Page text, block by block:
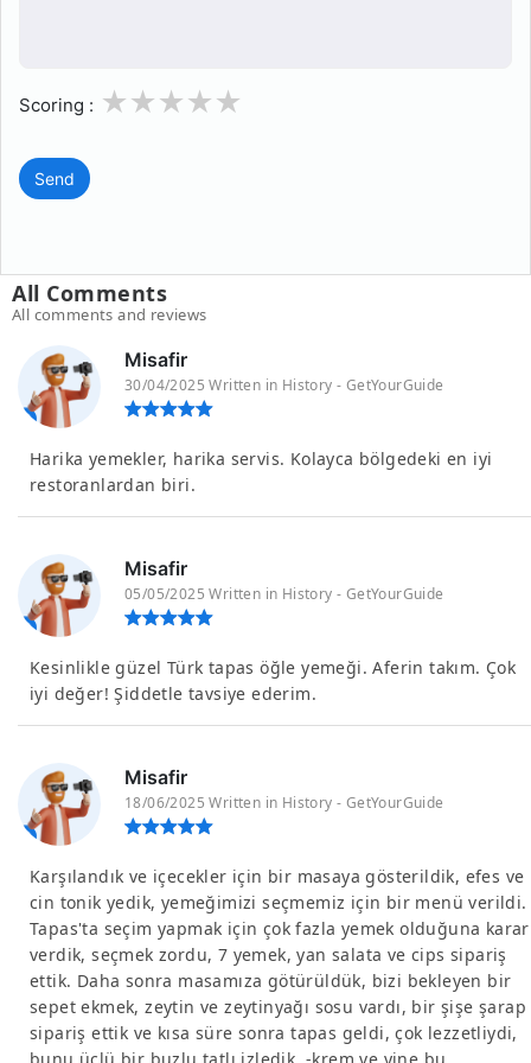
Scoring : 3
2
1
Send
All Comments
All comments and reviews
Misafir
30/04/2025 Written in History - GetYourGuide
Harika yemekler, harika servis. Kolayca bölgedeki en iyi
restoranlardan biri.
Misafir
05/05/2025 Written in History - GetYourGuide
Kesinlikle güzel Türk tapas öğle yemeği. Aferin takım. Çok
iyi değer! Şiddetle tavsiye ederim.
Misafir
18/06/2025 Written in History - GetYourGuide
Karşılandık ve içecekler için bir masaya gösterildik, efes ve
cin tonik yedik, yemeğimizi seçmemiz için bir menü verildi.
Tapas'ta seçim yapmak için çok fazla yemek olduğuna karar
verdik, seçmek zordu, 7 yemek, yan salata ve cips sipariş
ettik. Daha sonra masamıza götürüldük, bizi bekleyen bir
sepet ekmek, zeytin ve zeytinyağı sosu vardı, bir şişe şarap
sipariş ettik ve kısa süre sonra tapas geldi, çok lezzetliydi,